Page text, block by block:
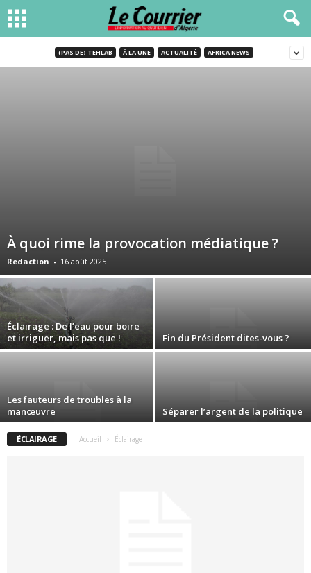
(PAS DE) TEHLAB À LA UNE ACTUALITÉ AFRICA NEWS
À quoi rime la provocation médiatique ?
Redaction - 16 août 2025
Éclairage : De l’eau pour boire
et irriguer, mais pas que !
Fin du Président dites-vous ?
Les fauteurs de troubles à la
manœuvre
Séparer l’argent de la politique
ÉCLAIRAGE Accueil Éclairage